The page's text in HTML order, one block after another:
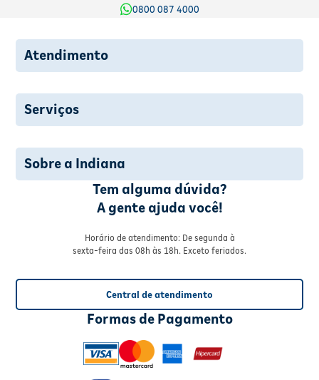
0800 087 4000
Atendimento
Serviços
Sobre a Indiana
Tem alguma dúvida?
A gente ajuda você!
Horário de atendimento: De segunda à
sexta-feira das 08h às 18h. Exceto feriados.
Central de atendimento
Formas de Pagamento